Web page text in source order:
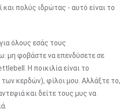
και πολύς ιδρώτας - αυτό είναι το
όλους εσάς τους
μη φοβάστε να επενδύσετε σε
Η ποικιλία είναι το
κερδών), φίλοι μου. Αλλάξτε το,
και δείτε τους μυς να